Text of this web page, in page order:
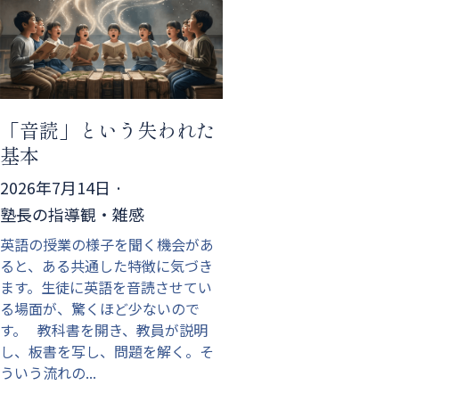
「音読」という失われた
基本
2026年7月14日 ·
塾長の指導観・雑感
英語の授業の様子を聞く機会があ
ると、ある共通した特徴に気づき
ます。生徒に英語を音読させてい
る場面が、驚くほど少ないので
す。 教科書を開き、教員が説明
し、板書を写し、問題を解く。そ
ういう流れの...